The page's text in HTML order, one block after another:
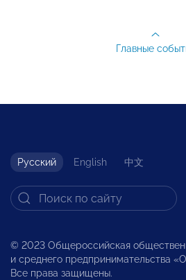
Главные
Русский English 中文
© 2023 Общероссийская
и среднего предпринимательства
Все права защищены.